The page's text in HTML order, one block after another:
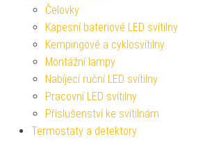
Čelovky
Kapesní bateriové LED svítilny
Kempingové a cyklosvítilny
Montážní lampy
Nabíjecí ruční LED svítilny
Pracovní LED svítilny
Příslušenství ke svítilnám
Termostaty a detektory